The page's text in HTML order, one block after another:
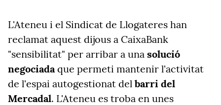
L'Ateneu i el Sindicat de Llogateres han
reclamat aquest dijous a CaixaBank
"sensibilitat" per arribar a una solució
negociadaque permeti mantenir l'activitat
de l'espai autogestionat del barri del
Mercadal. L'Ateneu es troba en unes